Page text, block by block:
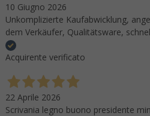
10 Giugno 2026
Unkomplizierte Kaufabwicklung,
dem Verkäufer, Qualitätsware,
Acquirente verificato
22 Aprile 2026
Scrivania legno buono presidente